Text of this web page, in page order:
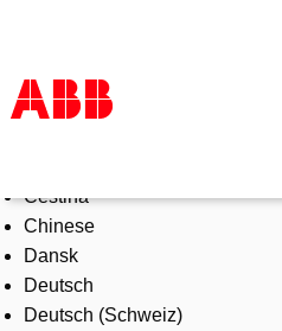
Products & Solutions
Industries
Services
About us
Where to buy
Čeština
Chinese
Dansk
Deutsch
Deutsch (Schweiz)